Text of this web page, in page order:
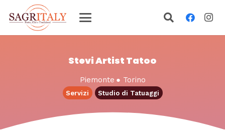
Stevi Artist Tatoo
Piemonte ● Torino
Servizi Studio di Tatuaggi